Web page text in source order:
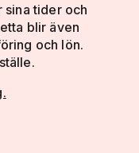
sina tider och
blir även
och lön.